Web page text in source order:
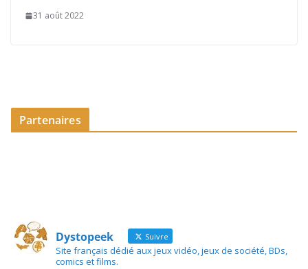
31 août 2022
Partenaires
Dystopeek Suivre
Site français dédié aux jeux vidéo, jeux de société, BDs,
comics et films.